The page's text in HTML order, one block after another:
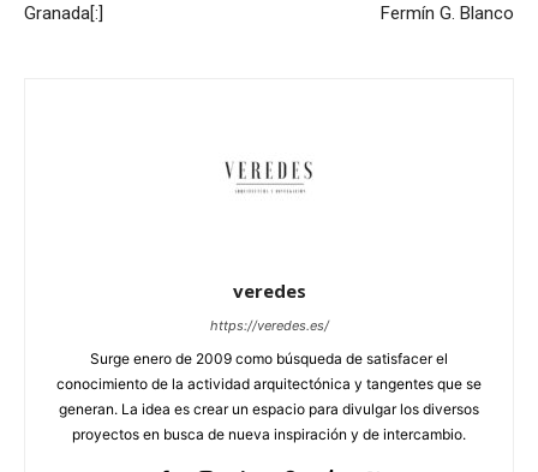
Granada[:] Fermín G. Blanco
veredes
https://veredes.es/
Surge enero de 2009 como búsqueda de satisfacer el
conocimiento de la actividad arquitectónica y tangentes que se
generan. La idea es crear un espacio para divulgar los diversos
proyectos en busca de nueva inspiración y de intercambio.